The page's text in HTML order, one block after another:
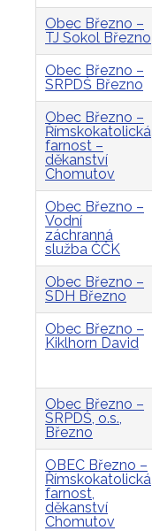
Obec Březno –
TJ Sokol Březno
Obec Březno –
SRPDŠ Březno
Obec Březno –
Římskokatolická
farnost –
děkanství
Chomutov
Obec Březno –
Vodní
záchranná
služba ČČK
Obec Březno –
SDH Březno
Obec Březno –
Kiklhorn David
Obec Březno –
SRPDŠ, o.s.,
Březno
OBEC Březno –
Římskokatolická
farnost,
děkanství
Chomutov